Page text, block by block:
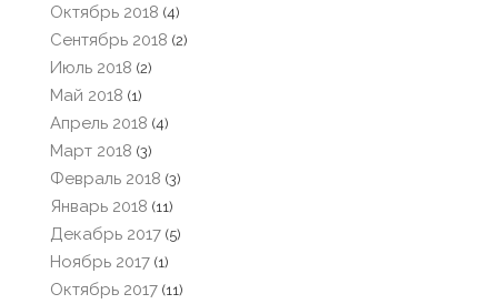
Октябрь 2018 (4)
Сентябрь 2018 (2)
Июль 2018 (2)
Май 2018 (1)
Апрель 2018 (4)
Март 2018 (3)
Февраль 2018 (3)
Январь 2018 (11)
Декабрь 2017 (5)
Ноябрь 2017 (1)
Октябрь 2017 (11)